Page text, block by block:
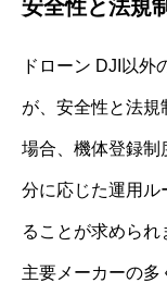
安全性と法規
ドローン DJI以外
が、安全性と法規
場合、機体登録制
分に応じた運用ル
ることが求められ
主要メーカーの多